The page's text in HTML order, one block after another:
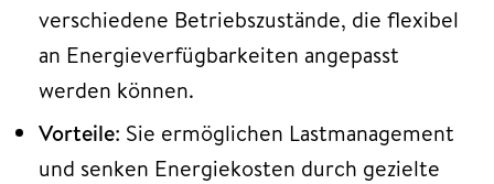
verschiedene Betriebszustände, die flexibel
an Energieverfügbarkeiten angepasst
werden können.
Vorteile: Sie ermöglichen Lastmanagement
und senken Energiekosten durch gezielte